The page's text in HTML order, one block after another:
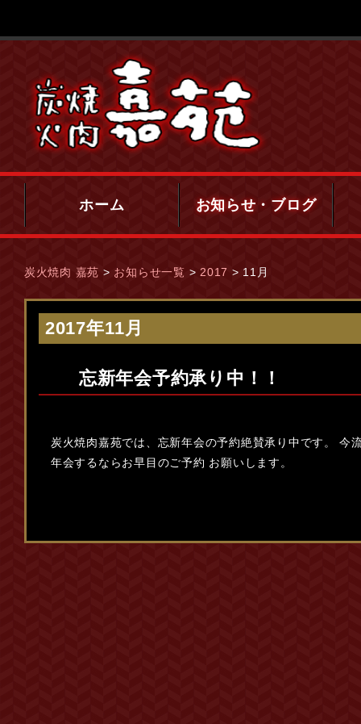
ホーム お知らせ・ブログ
炭火焼肉 嘉苑 > お知らせ一覧 > 2017 > 11月
2017年11月
忘新年会予約承り中！！
炭火焼肉嘉苑では、忘新年会の予約絶賛承り中です。 今
年会するならお早目のご予約 お願いします。